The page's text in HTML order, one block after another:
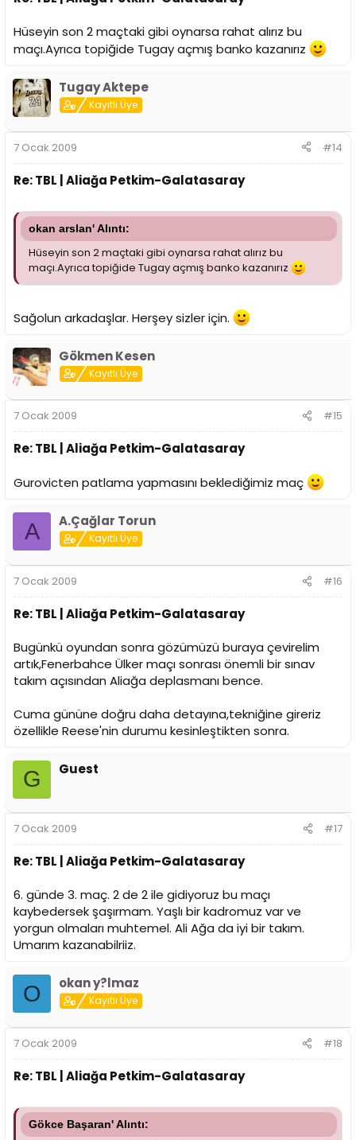
Hüseyin son 2 maçtaki gibi oynarsa rahat alırız bu
maçı.Ayrıca topiğide Tugay açmış banko kazanırız
Tugay Aktepe
Kayıtlı Üye
7 Ocak 2009 #14
Re: TBL | Aliağa Petkim-Galatasaray
okan arslan' Alıntı:
Hüseyin son 2 maçtaki gibi oynarsa rahat alırız bu
maçı.Ayrıca topiğide Tugay açmış banko kazanırız
Sağolun arkadaşlar. Herşey sizler için.
Gökmen Kesen
Kayıtlı Üye
7 Ocak 2009 #15
Re: TBL | Aliağa Petkim-Galatasaray
Gurovicten patlama yapmasını beklediğimiz maç
A A.Çağlar Torun
Kayıtlı Üye
7 Ocak 2009 #16
Re: TBL | Aliağa Petkim-Galatasaray
Bugünkü oyundan sonra gözümüzü buraya çevirelim
artık,Fenerbahce Ülker maçı sonrası önemli bir sınav
takım açısından Aliağa deplasmanı bence.
Cuma gününe doğru daha detayına,tekniğine gireriz
özellikle Reese'nin durumu kesinleştikten sonra.
G Guest
7 Ocak 2009 #17
Re: TBL | Aliağa Petkim-Galatasaray
6. günde 3. maç. 2 de 2 ile gidiyoruz bu maçı
kaybedersek şaşırmam. Yaşlı bir kadromuz var ve
yorgun olmaları muhtemel. Ali Ağa da iyi bir takım.
Umarım kazanabilriiz.
O okan y?lmaz
Kayıtlı Üye
7 Ocak 2009 #18
Re: TBL | Aliağa Petkim-Galatasaray
Gökce Başaran' Alıntı: